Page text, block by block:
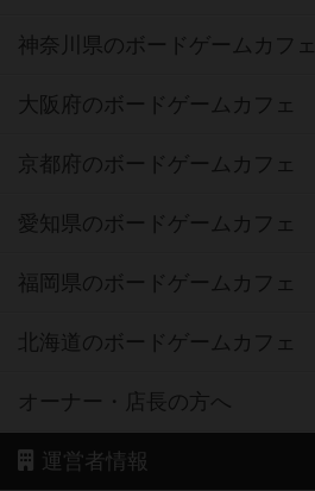
神奈川県のボードゲームカフェ
大阪府のボードゲームカフェ
京都府のボードゲームカフェ
愛知県のボードゲームカフェ
福岡県のボードゲームカフェ
北海道のボードゲームカフェ
オーナー・店長の方へ
運営者情報